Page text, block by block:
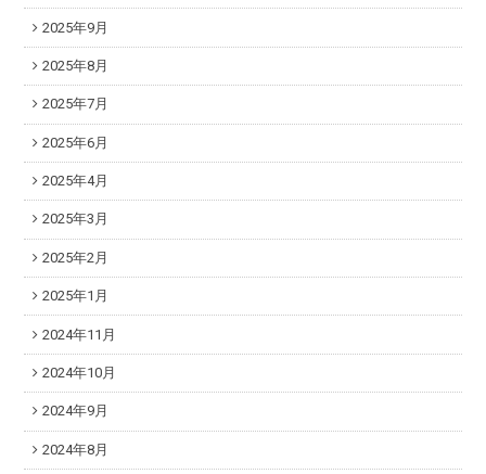
2025年9月
2025年8月
2025年7月
2025年6月
2025年4月
2025年3月
2025年2月
2025年1月
2024年11月
2024年10月
2024年9月
2024年8月